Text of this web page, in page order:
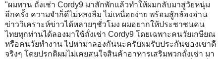
"ผมทาน ถั่งเช่า Cordy9 มาสักพักแล้วทำให้ผมกลับมาสู่วัยหนุ่ม
อีกครั้ง ความจำก็ดีไม่หลงลืม ไม่เหนื่อยง่าย พร้อมสู้กล้องอ่าน
ข่าววิเคราะห์ข่าวได้หลายๆชั่วโมง ผมอยากให้ประชาชนคน
ไทยทุกท่านได้ลองมาใช้ถั่งเช่า Cordy9 โดยเฉพาะคนวัยเกษียณ
หรือคนวัยทำงาน ไปหามาลองกันนะครับผมรับประกันของเขาดี
จริงๆ โดยปรกติผมไม่เคยสนใจสินค้าอาหารเสริมพวกถั่งเช่า มา